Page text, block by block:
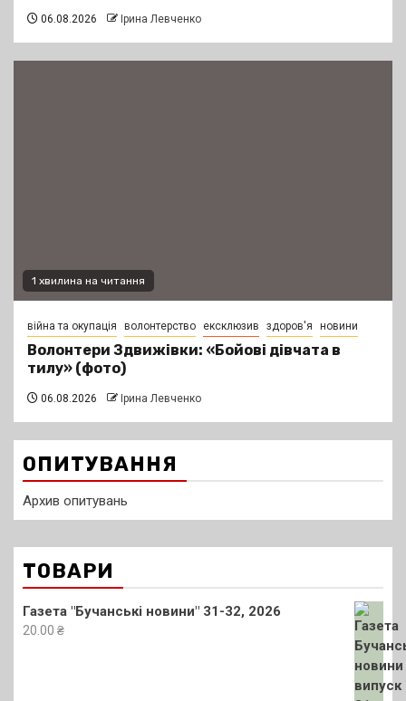
06.08.2026 Ірина Левченко
1 хвилина на читання
війна та окупація волонтерство ексклюзив здоров'я новини
Волонтери Здвижівки: «Бойові дівчата в
тилу» (фото)
06.08.2026 Ірина Левченко
ОПИТУВАННЯ
Архив опитувань
ТОВАРИ
Газета "Бучанські новини" 31-32, 2026
20.00 ₴